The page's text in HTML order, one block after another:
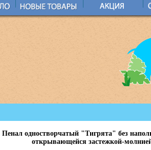
Пенал одностворчатый "Тигрята" без
открывающейся застежкой-